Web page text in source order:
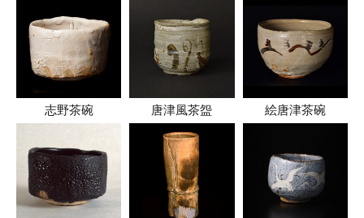
志野茶碗 唐津風茶盌 絵唐津茶碗